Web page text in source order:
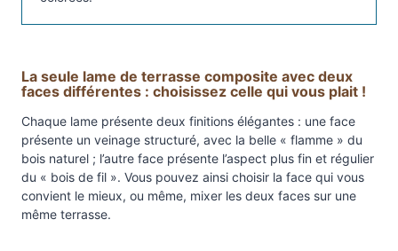
s
t
e
X
t
La seule lame de terrasse composite avec deux
faces différentes : choisissez celle qui vous plait !
Chaque lame présente deux finitions élégantes : une face
présente un veinage structuré, avec la belle « flamme » du
bois naturel ; l’autre face présente l’aspect plus fin et régulier
du « bois de fil ». Vous pouvez ainsi choisir la face qui vous
convient le mieux, ou même, mixer les deux faces sur une
même terrasse.